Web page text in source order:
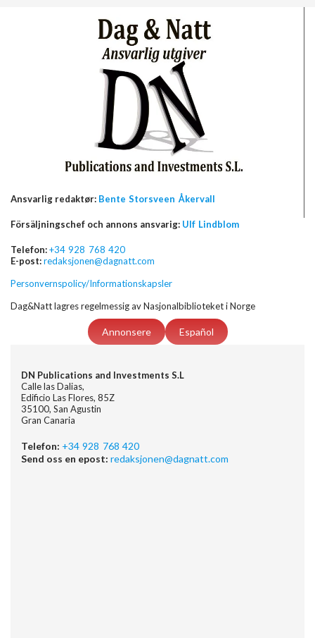
Ansvarlig redaktør: Bente Storsveen Åkervall
Försäljningschef och annons ansvarig: Ulf Lindblom
Telefon:+34 928 768 420
E-post:redaksjonen@dagnatt.com
Personvernspolicy/Informationskapsler
Dag&Natt lagres regelmessig av Nasjonalbiblioteket i Norge
Annonsere Español
DN Publications and Investments S.L
Calle las Dalias,
Edificio Las Flores, 85Z
35100, San Agustin
Gran Canaria
Telefon: +34 928 768 420
Send oss en epost: redaksjonen@dagnatt.com